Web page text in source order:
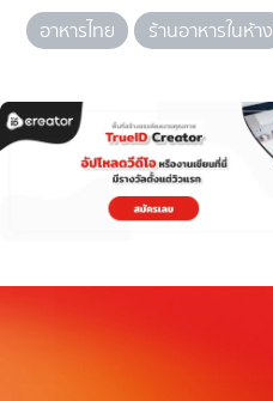
อาหารไทย
ร้านอาหารในห้าง